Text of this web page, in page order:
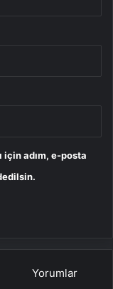
için adım, e-posta
Yorumlar